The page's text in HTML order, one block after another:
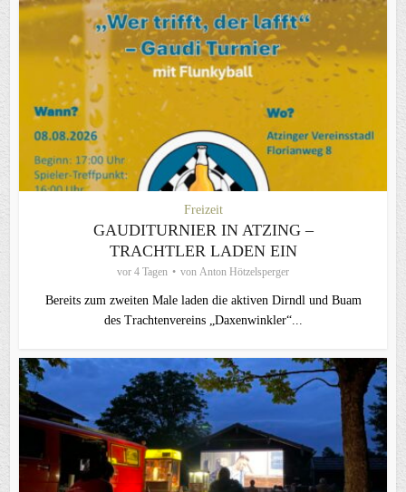
Freizeit
GAUDITURNIER IN ATZING –
TRACHTLER LADEN EIN
vor 4 Tagen von Anton Hötzelsperger
Bereits zum zweiten Male laden die aktiven Dirndl und Buam
des Trachtenvereins „Daxenwinkler“...